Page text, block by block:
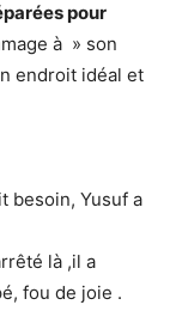
pour
à » son
endroit idéal et
besoin, Yusuf a
là ,il a
fou de joie .